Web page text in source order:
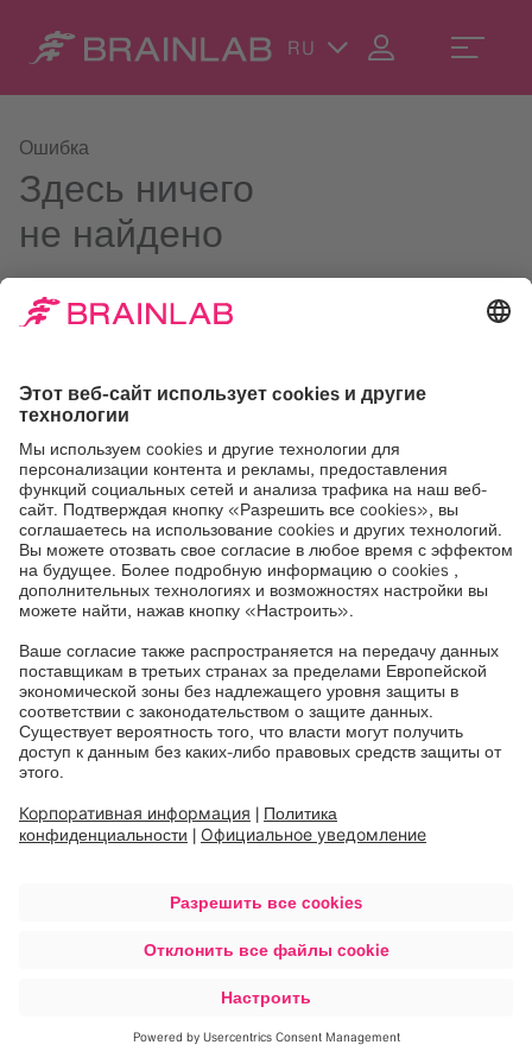
RU
Ошибка
Здесь ничего
не найдено
Воспользуйтесь строкой поиска в правом верхнем углу
или свяжитесь с нами по адресу
contact@brainlab.com.